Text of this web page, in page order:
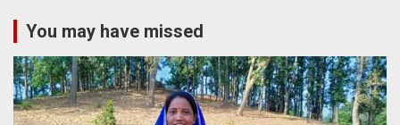
You may have missed